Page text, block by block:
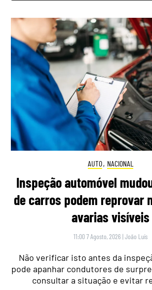
AUTO, NACIONAL
Inspeção automóvel
de carros podem reprovar
avarias visíveis
11:00 7 Agosto, 2026 |João Luís
Não verificar isto antes da
pode apanhar condutores de
consultar a situação e evitar